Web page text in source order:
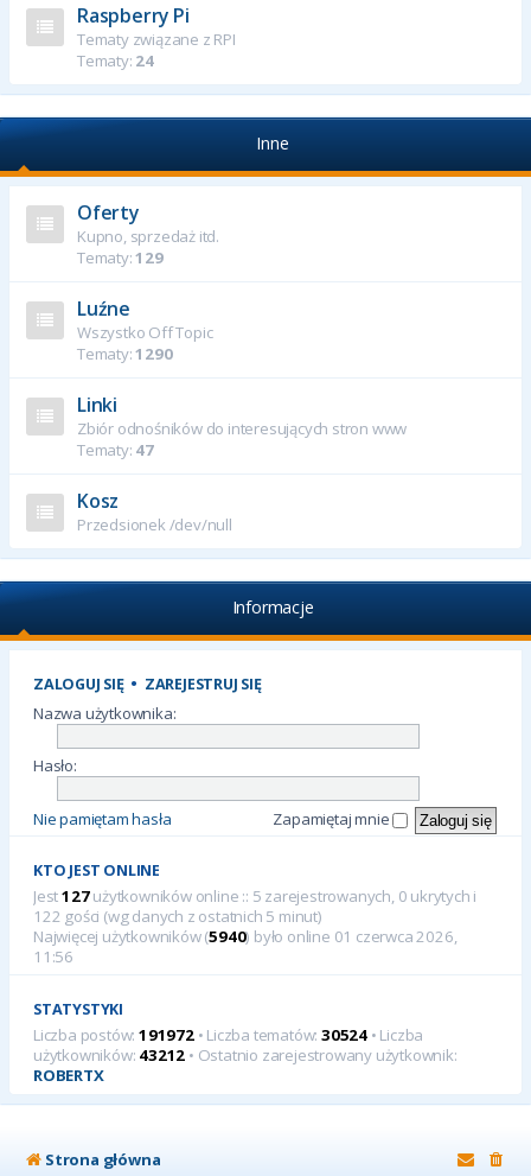
Raspberry Pi
Tematy związane z RPI
Tematy: 24
Inne
Oferty
Kupno, sprzedaż itd.
Tematy:129
Luźne
Wszystko Off Topic
Tematy:1290
Linki
Zbiór odnośników do interesujących stron www
Tematy: 47
Kosz
Przedsionek /dev/null
Informacje
ZALOGUJ SIĘ• ZAREJESTRUJ SIĘ
Nazwa użytkownika:
Hasło:
Nie pamiętam hasła Zapamiętaj mnie
KTO JEST ONLINE
Jest127użytkowników online :: 5 zarejestrowanych, 0 ukrytych i
122 gości (wg danych z ostatnich 5 minut)
Najwięcej użytkowników (5940) było online 01 czerwca 2026,
11:56
STATYSTYKI
Liczba postów: 191972• Liczba tematów:30524 • Liczba
użytkowników: 43212 • Ostatnio zarejestrowany użytkownik:
ROBERTX
Strona główna